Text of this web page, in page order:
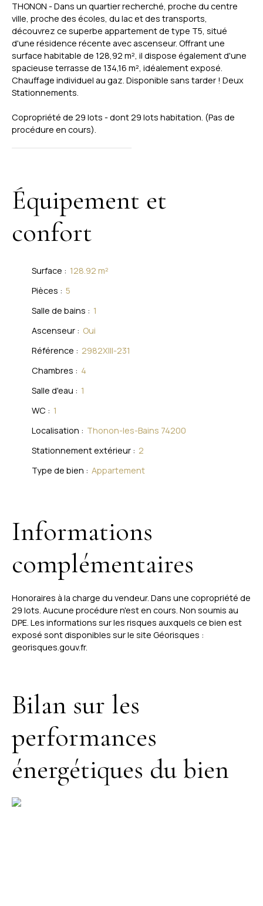
THONON - Dans un quartier recherché, proche du centre
ville, proche des écoles, du lac et des transports,
découvrez ce superbe appartement de type T5, situé
d'une résidence récente avec ascenseur. Offrant une
surface habitable de 128,92 m², il dispose également d'une
spacieuse terrasse de 134,16 m², idéalement exposé.
Chauffage individuel au gaz. Disponible sans tarder ! Deux
Stationnements.
Copropriété de 29 lots - dont 29 lots habitation. (Pas de
procédure en cours).
Équipement et
confort
Surface : 128.92 m²
Pièces : 5
Salle de bains : 1
Ascenseur : Oui
Référence : 2982XIII-231
Chambres : 4
Salle d'eau : 1
WC : 1
Localisation : Thonon-les-Bains 74200
Stationnement extérieur : 2
Type de bien : Appartement
Informations
complémentaires
Honoraires à la charge du vendeur. Dans une copropriété de
29 lots. Aucune procédure n'est en cours. Non soumis au
DPE. Les informations sur les risques auxquels ce bien est
exposé sont disponibles sur le site Géorisques :
georisques.gouv.fr.
Bilan sur les
performances
énergétiques du bien